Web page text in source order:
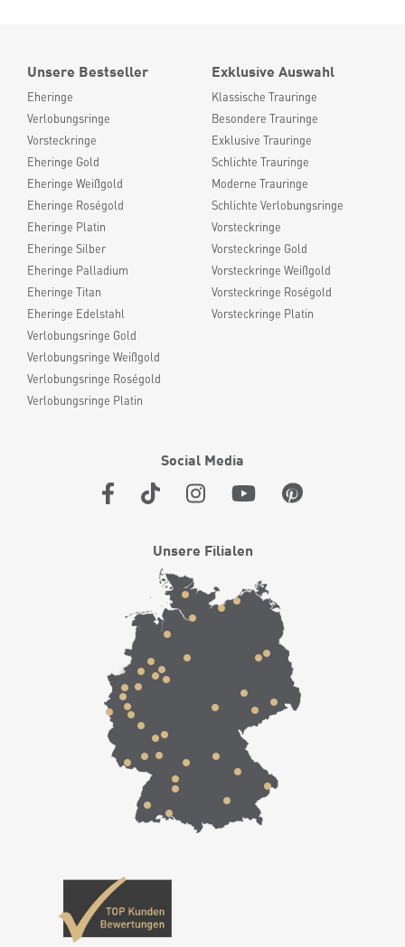
Unsere Bestseller
Eheringe
Verlobungsringe
Vorsteckringe
Eheringe Gold
Eheringe Weißgold
Eheringe Roségold
Eheringe Platin
Eheringe Silber
Eheringe Palladium
Eheringe Titan
Eheringe Edelstahl
Verlobungsringe Gold
Verlobungsringe Weißgold
Verlobungsringe Roségold
Verlobungsringe Platin
Exklusive Auswahl
Klassische Trauringe
Besondere Trauringe
Exklusive Trauringe
Schlichte Trauringe
Moderne Trauringe
Schlichte Verlobungsringe
Vorsteckringe
Vorsteckringe Gold
Vorsteckringe Weißgold
Vorsteckringe Roségold
Vorsteckringe Platin
Social Media
Unsere Filialen